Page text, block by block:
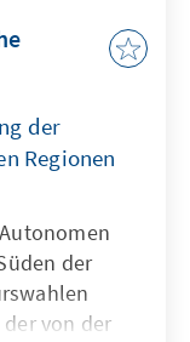
der
Regionen
der
von der